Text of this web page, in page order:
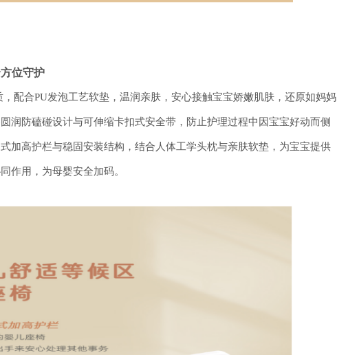
位守护
配合PU发泡工艺软垫，温润亲肤，安心接触宝宝娇嫩肌肤，还原如妈妈
润防磕碰设计与可伸缩卡扣式安全带，防止护理过程中因宝宝好动而侧
加高护栏与稳固安装结构，结合人体工学头枕与亲肤软垫，为宝宝提供
作用，为母婴安全加码。